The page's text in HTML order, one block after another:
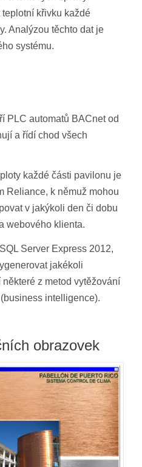
křivku každé
Analýzou těchto dat je
systému.
PLC automatů BACnet od
a řídí chod všech
každé části pavilonu je
Reliance, k němuž mohou
v jakýkoli den či dobu
webového klienta.
Server Express 2012,
jakékoli
z metod vytěžování
intelligence).
obrazovek